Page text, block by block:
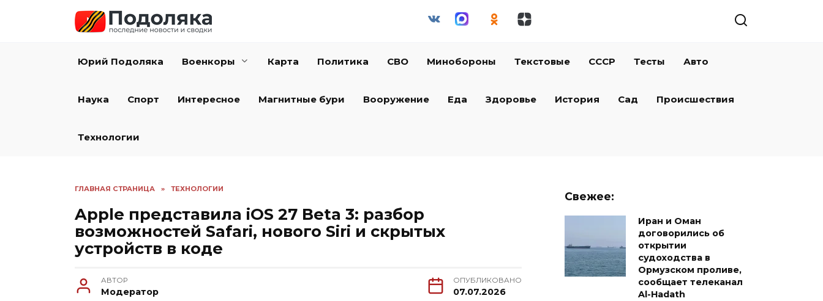
Юрий Подоляка Военкоры Карта Политика СВО Минобороны Текстовые СССР Тесты Авто
Наука Спорт Интересное Магнитные бури Вооружение Еда Здоровье История Сад Происшествия
Технологии
ГЛАВНАЯ СТРАНИЦА » ТЕХНОЛОГИИ
Apple представила iOS 27 Beta 3: разбор
возможностей Safari, нового Siri и скрытых
устройств в коде
АВТОР
Модератор
ОПУБЛИКОВАНО
07.07.2026
Свежее:
Иран и Оман
договорились об
открытии
судоходства в
Ормузском проливе,
сообщает телеканал
Al-Hadath